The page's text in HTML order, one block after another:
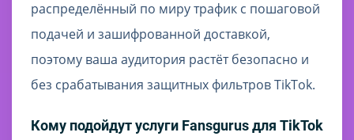
распределённый по миру трафик с пошаговой
подачей и зашифрованной доставкой,
поэтому ваша аудитория растёт безопасно и
без срабатывания защитных фильтров TikTok.
Кому подойдут услуги Fansgurus для TikTok